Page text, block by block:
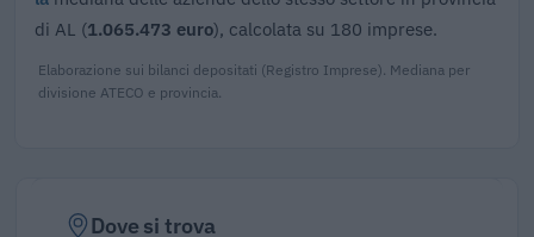
di AL (1.065.473 euro), calcolata su 180 imprese.
Elaborazione sui bilanci depositati (Registro Imprese). Mediana per
divisione ATECO e provincia.
Dove si trova